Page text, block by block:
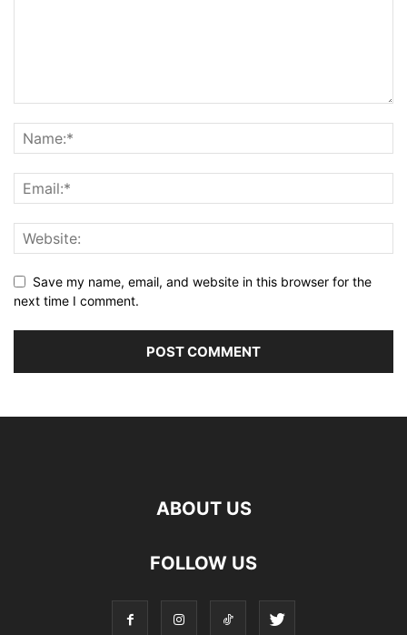
Save my name, email, and website in this browser for the
next time I comment.
ABOUT US
FOLLOW US